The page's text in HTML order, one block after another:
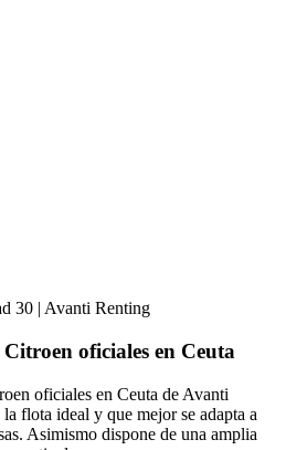
oficiales en Ceuta
oficiales en Ceuta de Avanti
flota ideal y que mejor se adapta a
Asimismo dispone de una amplia